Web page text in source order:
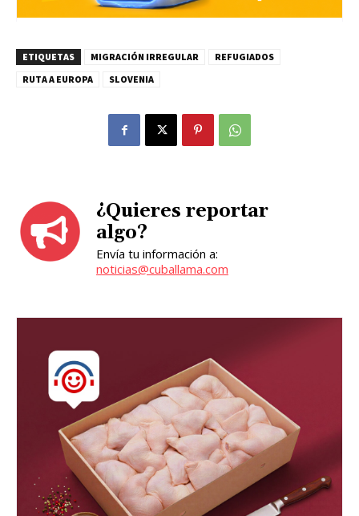
ETIQUETAS MIGRACIÓN IRREGULAR
REFUGIADOS
RUTA A EUROPA
SLOVENIA
¿Quieres reportar
algo?
Envía tu información a:
noticias@cuballama.com